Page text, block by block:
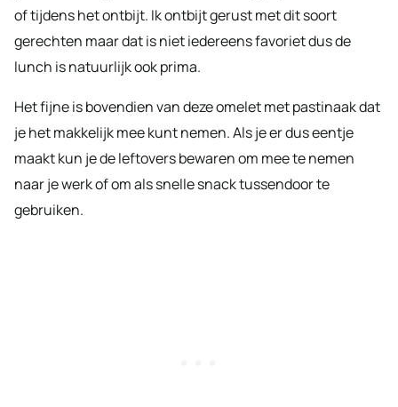
of tijdens het ontbijt. Ik ontbijt gerust met dit soort
gerechten maar dat is niet iedereens favoriet dus de
lunch is natuurlijk ook prima.
Het fijne is bovendien van deze omelet met pastinaak dat
je het makkelijk mee kunt nemen. Als je er dus eentje
maakt kun je de leftovers bewaren om mee te nemen
naar je werk of om als snelle snack tussendoor te
gebruiken.